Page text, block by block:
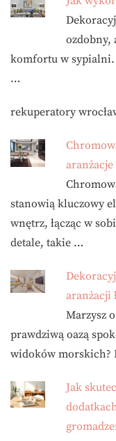
ozdobny,
komfortu w
…
rekuperatory
stanowią kluczowy
wnętrz, łącząc w
detale, takie …
aranżacji
Marzysz
prawdziwą oazą
widoków morskich?
Jak